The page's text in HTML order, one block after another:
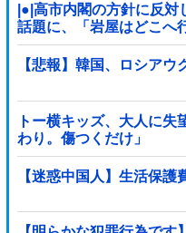
|●|高市内閣の方針に反
話題に、「岩屋はどこへ
が……
【悲報】韓国、ロシアウ
トー横キッズ、大人に
わり。傷つくだけ」
【迷惑中国人】生活保護